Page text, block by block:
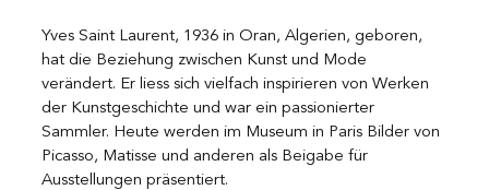
Yves Saint Laurent, 1936 in Oran, Algerien, geboren,
hat die Beziehung zwischen Kunst und Mode
verändert. Er liess sich vielfach inspirieren von Werken
der Kunstgeschichte und war ein passionierter
Sammler. Heute werden im Museum in Paris Bilder von
Picasso, Matisse und anderen als Beigabe für
Ausstellungen präsentiert.